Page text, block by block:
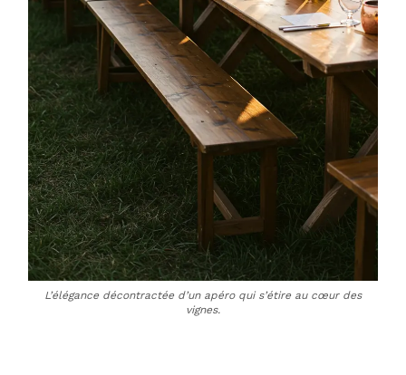
L’élégance décontractée d’un apéro qui s’étire au cœur des
vignes.